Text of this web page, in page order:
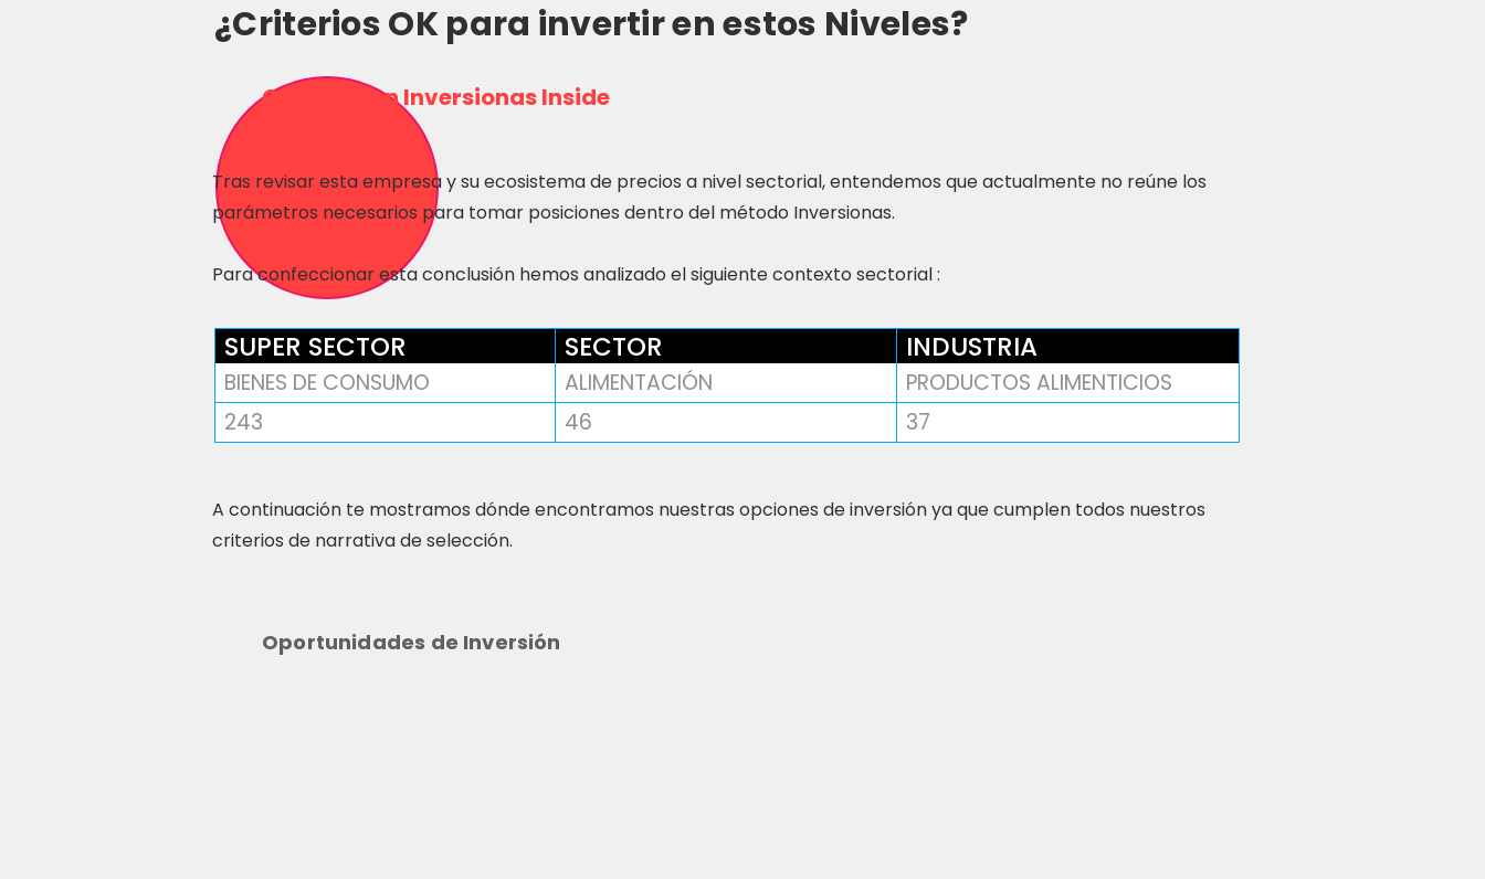
¿Criterios OK para invertir en estos Niveles?
Consulta en Inversionas Inside
Tras revisar esta empresa y su ecosistema de precios a nivel sectorial, entendemos que actualmente no reúne los
parámetros necesarios para tomar posiciones dentro del método Inversionas.
Para confeccionar esta conclusión hemos analizado el siguiente contexto sectorial :
SUPER SECTOR SECTOR INDUSTRIA
BIENES DE CONSUMO ALIMENTACIÓN
PRODUCTOS ALIMENTICIOS
243
46 37
A continuación te mostramos dónde encontramos nuestras opciones de inversión ya que cumplen todos nuestros
criterios de narrativa de selección.
Oportunidades de Inversión